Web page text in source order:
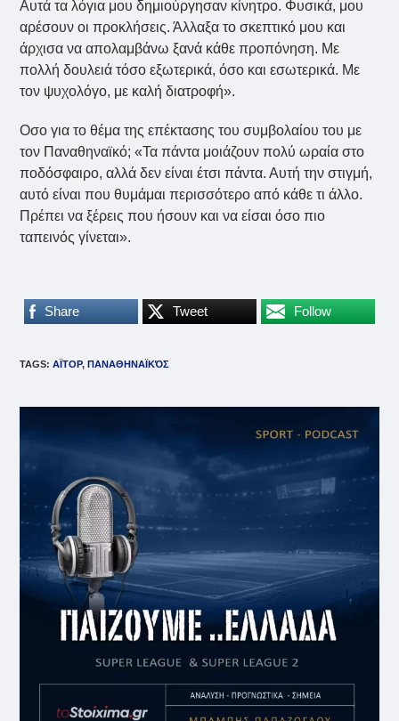
Αυτά τα λόγια μου δημιούργησαν κίνητρο. Φυσικά, μου
αρέσουν οι προκλήσεις. Άλλαξα το σκεπτικό μου και
άρχισα να απολαμβάνω ξανά κάθε προπόνηση. Με
πολλή δουλειά τόσο εξωτερικά, όσο και εσωτερικά. Με
τον ψυχολόγο, με καλή διατροφή».
Οσο για το θέμα της επέκτασης του συμβολαίου του με
τον Παναθηναϊκό; «Τα πάντα μοιάζουν πολύ ωραία στο
ποδόσφαιρο, αλλά δεν είναι έτσι πάντα. Αυτή την στιγμή,
αυτό είναι που θυμάμαι περισσότερο από κάθε τι άλλο.
Πρέπει να ξέρεις που ήσουν και να είσαι όσο πιο
ταπεινός γίνεται».
Share Tweet Follow
TAGS:ΑΪΤΟΡ, ΠΑΝΑΘΗΝΑΪΚΌΣ